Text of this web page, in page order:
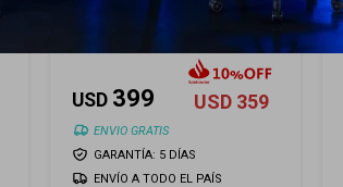
Samsung Marco TV frame
USD 399 USD 359
ENVIO GRATIS
GARANTÍA: 5 DÍAS
ENVÍO A TODO EL PAÍS